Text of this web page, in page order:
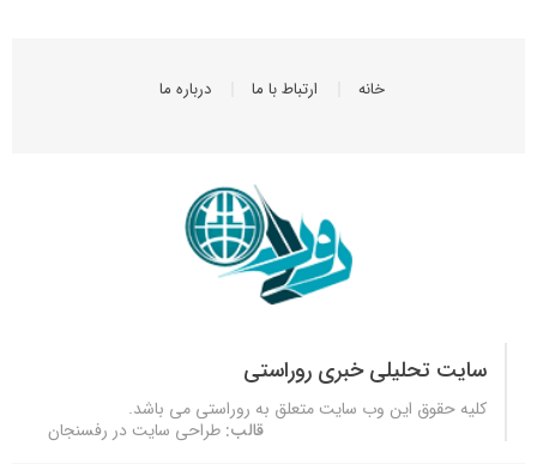
خانه ارتباط با ما درباره ما
سایت تحلیلی خبری روراستی
کلیه حقوق این وب سایت متعلق به روراستی می باشد.
قالب: طراحی سایت در رفسنجان